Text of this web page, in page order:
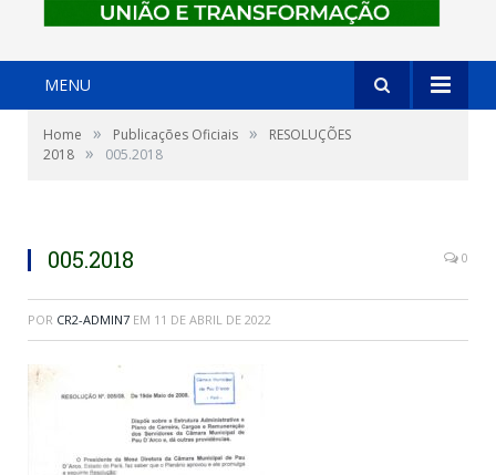
MENU
Home » Publicações Oficiais »
RESOLUÇÕES
2018 » 005.2018
005.2018 0
POR CR2-ADMIN7 EM 11 DE ABRIL DE 2022